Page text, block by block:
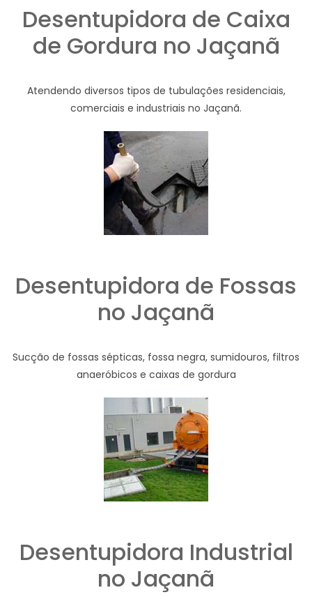
Desentupidora de Caixa
de Gordura no Jaçanã
Atendendo diversos tipos de tubulações residenciais,
comerciais e industriais no Jaçanã.
Desentupidora de Fossas
no Jaçanã
Sucção de fossas sépticas, fossa negra, sumidouros, filtros
anaeróbicos e caixas de gordura
Desentupidora Industrial
no Jaçanã